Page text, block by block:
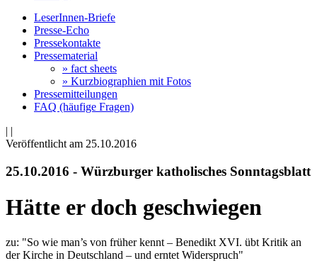
LeserInnen-Briefe
Presse-Echo
Pressekontakte
Pressematerial
» fact sheets
» Kurzbiographien mit Fotos
Pressemitteilungen
FAQ (häufige Fragen)
| |
Veröffentlicht am 25­.10.2016
25.10.2016 - Würzburger katholisches Sonntagsblatt
Hätte er doch geschwiegen
zu: "So wie man’s von früher kennt – Benedikt XVI. übt Kritik an
der Kirche in Deutschland – und erntet Widerspruch"